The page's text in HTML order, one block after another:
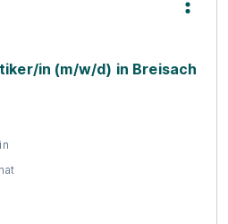
in (m/w/d) in Breisach